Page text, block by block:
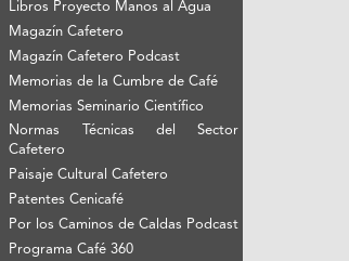
Libros Proyecto Manos al Agua
Magazín Cafetero
Magazín Cafetero Podcast
Memorias de la Cumbre de Café
Memorias Seminario Científico
Normas Técnicas del Sector
Cafetero
Paisaje Cultural Cafetero
Patentes Cenicafé
Por los Caminos de Caldas Podcast
Programa Café 360